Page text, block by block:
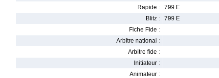
Rapide :
799 E
Blitz :
799 E
Fiche Fide :
Arbitre national :
Arbitre fide :
Initiateur :
Animateur :